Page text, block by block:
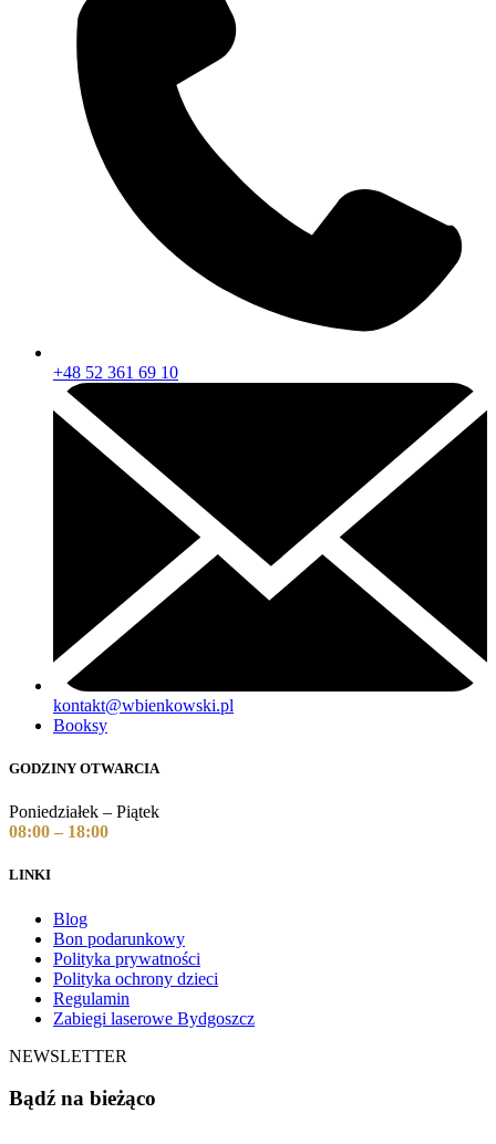
+48 52 361 69 10
kontakt@wbienkowski.pl
Booksy
GODZINY OTWARCIA
Poniedziałek – Piątek
08:00 – 18:00
LINKI
Blog
Bon podarunkowy
Polityka prywatności
Polityka ochrony dzieci
Regulamin
Zabiegi laserowe Bydgoszcz
NEWSLETTER
Bądź na bieżąco